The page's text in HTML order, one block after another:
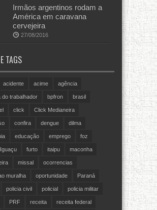
Irmãos argentinos rodam a
América em caravana
cervejeira
27/08/2016
TAGS
acidente acime agência
do trabalhador bpfron brasil
click Click Medianeira
confira dengue dilma
educação emprego foz
furto itaipu maconha
missal ocorrencias
muralha oportunidade Paraná
policia civil policial policia militar
PRF receita receita federal